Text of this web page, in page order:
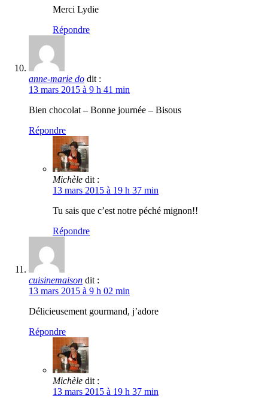
Merci Lydie
Répondre
anne-marie do dit :
13 mars 2015 à 9 h 41 min
Bien chocolat – Bonne journée – Bisous
Répondre
Michèle dit :
13 mars 2015 à 19 h 37 min
Tu sais que c’est notre péché mignon!!
Répondre
cuisinemaison dit :
13 mars 2015 à 9 h 02 min
Délicieusement gourmand, j’adore
Répondre
Michèle dit :
13 mars 2015 à 19 h 37 min